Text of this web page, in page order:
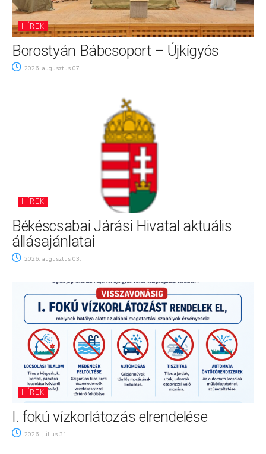
HÍREK
Borostyán Bábcsoport – Újkígyós
2026. augusztus 07.
HÍREK
Békéscsabai Járási Hivatal aktuális
állásajánlatai
2026. augusztus 03.
HÍREK
I. fokú vízkorlátozás elrendelése
2026. július 31.